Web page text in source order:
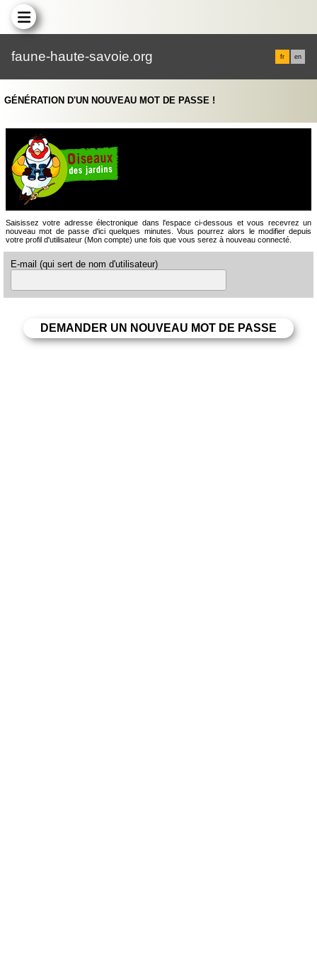
faune-haute-savoie.org fr en
GÉNÉRATION D'UN NOUVEAU MOT DE PASSE !
Saisissez votre adresse électronique dans l'espace ci-dessous et vous recevrez un
nouveau mot de passe d'ici quelques minutes. Vous pourrez alors le modifier depuis
votre profil d'utilisateur (Mon compte) une fois que vous serez à nouveau connecté.
E-mail (qui sert de nom d'utilisateur)